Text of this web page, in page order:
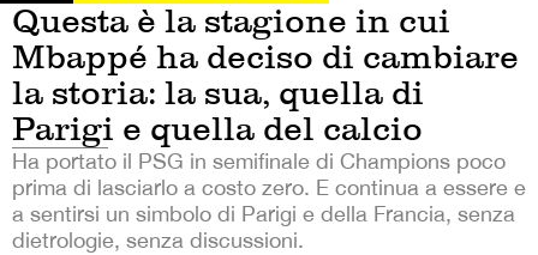
Questa è la stagione in cui
Mbappé ha deciso di cambiare
la storia: la sua, quella di
Parigi e quella del calcio
Ha portato il PSG in semifinale di Champions poco
prima di lasciarlo a costo zero. E continua a essere e
a sentirsi un simbolo di Parigi e della Francia, senza
dietrologie, senza discussioni.